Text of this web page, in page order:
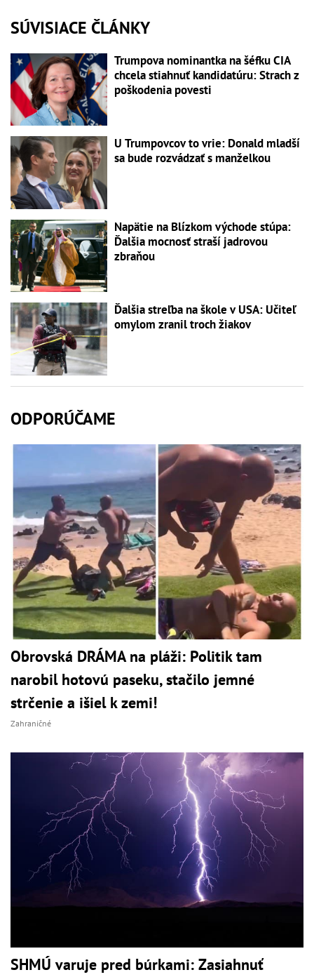
SÚVISIACE ČLÁNKY
Trumpova nominantka na šéfku CIA
chcela stiahnuť kandidatúru: Strach z
poškodenia povesti
U Trumpovcov to vrie: Donald mladší
sa bude rozvádzať s manželkou
Napätie na Blízkom východe stúpa:
Ďalšia mocnosť straší jadrovou
zbraňou
Ďalšia streľba na škole v USA: Učiteľ
omylom zranil troch žiakov
ODPORÚČAME
Obrovská DRÁMA na pláži: Politik tam
narobil hotovú paseku, stačilo jemné
strčenie a išiel k zemi!
Zahraničné
SHMÚ varuje pred búrkami: Zasiahnuť